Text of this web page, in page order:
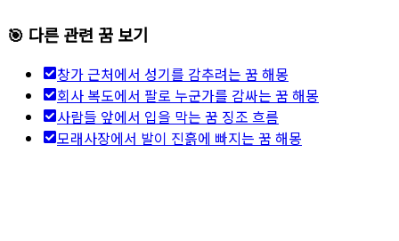
🎯 다른 관련 꿈 보기
창가 근처에서 성기를 감추려는 꿈 해몽
회사 복도에서 팔로 누군가를 감싸는 꿈 해몽
사람들 앞에서 입을 막는 꿈 징조 흐름
모래사장에서 발이 진흙에 빠지는 꿈 해몽